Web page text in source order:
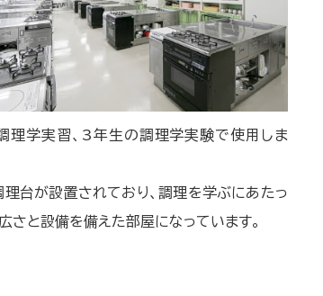
理学実習、3年生の調理学実験で使用しま
台が設置されており、調理を学ぶにあたっ
さと設備を備えた部屋になっています。